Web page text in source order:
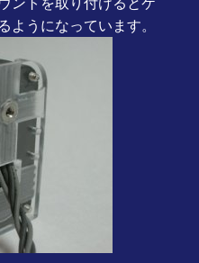
ようになっています。